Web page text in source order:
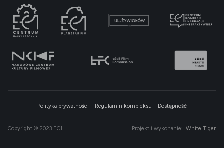
Polityka prywatności Regulamin kompleksu Dostępność
Copyright © 2023 EC1 Projekt i wykonanie: White Tiger